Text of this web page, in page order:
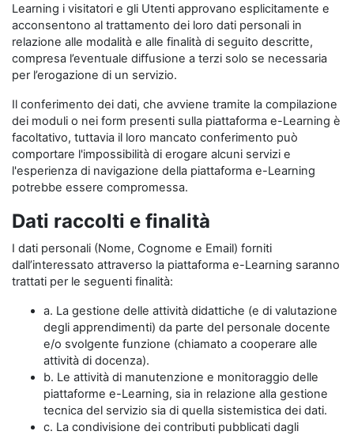
Learning i visitatori e gli Utenti approvano esplicitamente e
acconsentono al trattamento dei loro dati personali in
relazione alle modalità e alle finalità di seguito descritte,
compresa l’eventuale diffusione a terzi solo se necessaria
per l’erogazione di un servizio.
Il conferimento dei dati, che avviene tramite la compilazione
dei moduli o nei form presenti sulla piattaforma e-Learning è
facoltativo, tuttavia il loro mancato conferimento può
comportare l'impossibilità di erogare alcuni servizi e
l'esperienza di navigazione della piattaforma e-Learning
potrebbe essere compromessa.
Dati raccolti e finalità
I dati personali (Nome, Cognome e Email) forniti
dall’interessato attraverso la piattaforma e-Learning saranno
trattati per le seguenti finalità:
a. La gestione delle attività didattiche (e di valutazione
degli apprendimenti) da parte del personale docente
e/o svolgente funzione (chiamato a cooperare alle
attività di docenza).
b. Le attività di manutenzione e monitoraggio delle
piattaforme e-Learning, sia in relazione alla gestione
tecnica del servizio sia di quella sistemistica dei dati.
c. La condivisione dei contributi pubblicati dagli